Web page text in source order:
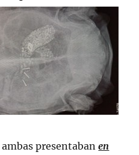
presentabanen